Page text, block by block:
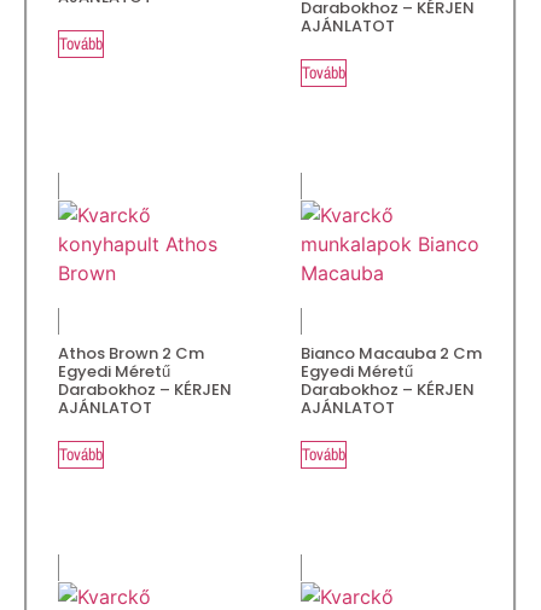
Tovább
Darabokhoz – KÉRJEN
AJÁNLATOT
Tovább
Athos Brown 2 Cm
Egyedi Méretű
Darabokhoz – KÉRJEN
AJÁNLATOT
Tovább
Bianco Macauba 2 Cm
Egyedi Méretű
Darabokhoz – KÉRJEN
AJÁNLATOT
Tovább